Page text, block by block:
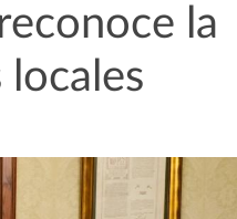
la
locales